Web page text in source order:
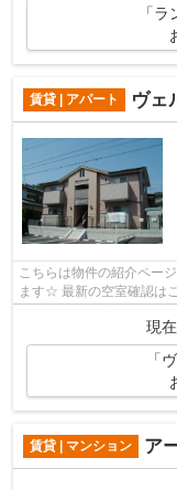
「
賃貸 | アパート ヴェ
こちらは物件の紹介ペー
ます☆ 最新の空室確認は
す！迅速に対応致します
現
「
賃貸 | マンション ア